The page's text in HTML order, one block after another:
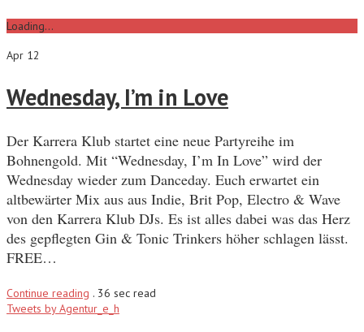
Loading...
Apr 12
Wednesday, I’m in Love
Der Karrera Klub startet eine neue Partyreihe im
Bohnengold. Mit “Wednesday, I’m In Love” wird der
Wednesday wieder zum Danceday. Euch erwartet ein
altbewärter Mix aus aus Indie, Brit Pop, Electro & Wave
von den Karrera Klub DJs. Es ist alles dabei was das Herz
des gepflegten Gin & Tonic Trinkers höher schlagen lässt.
FREE…
Continue reading . 36 sec read
Tweets by Agentur_e_h